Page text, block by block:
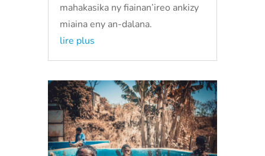
mahakasika ny fiainan’ireo ankizy
miaina eny an-dalana.
lire plus